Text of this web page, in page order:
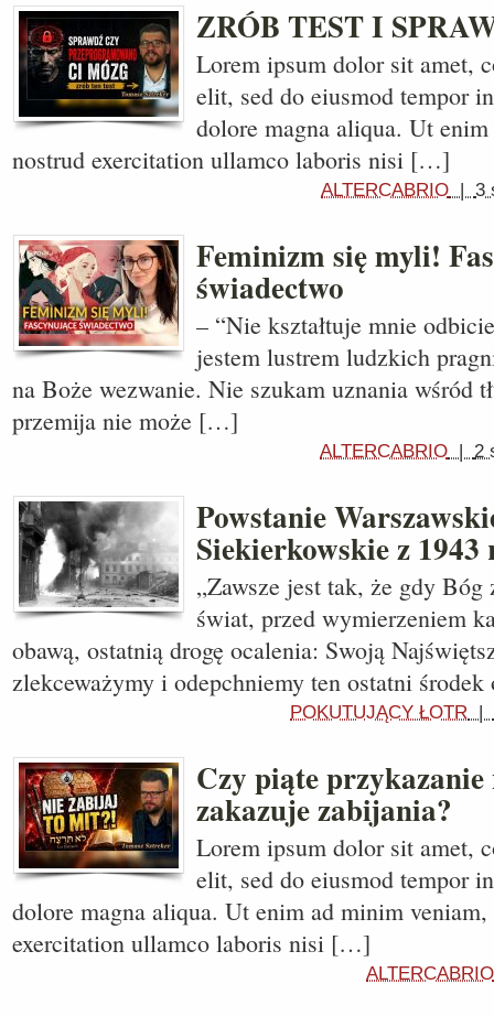
ZRÓB TEST I
Lorem ipsum dolor sit amet,
elit, sed do eiusmod tempor
dolore magna aliqua. Ut
nostrud exercitation ullamco laboris nisi […]
ALTERCABRIO | 3
Feminizm się myli!
świadectwo
– “Nie kształtuje mnie
jestem lustrem ludzkich
na Boże wezwanie. Nie szukam uznania wśród
przemija nie może […]
ALTERCABRIO | 2
Powstanie
Siekierkowskie z 1943
„Zawsze jest tak, że gdy Bóg
świat, przed wymierzeniem
obawą, ostatnią drogę ocalenia: Swoją
zlekceważymy i odepchniemy ten ostatni
POKUTUJĄCY ŁOTR |
Czy piąte
zakazuje zabijania?
Lorem ipsum dolor sit amet,
elit, sed do eiusmod tempor
dolore magna aliqua. Ut enim ad minim
exercitation ullamco laboris nisi […]
ALTERCABRIO